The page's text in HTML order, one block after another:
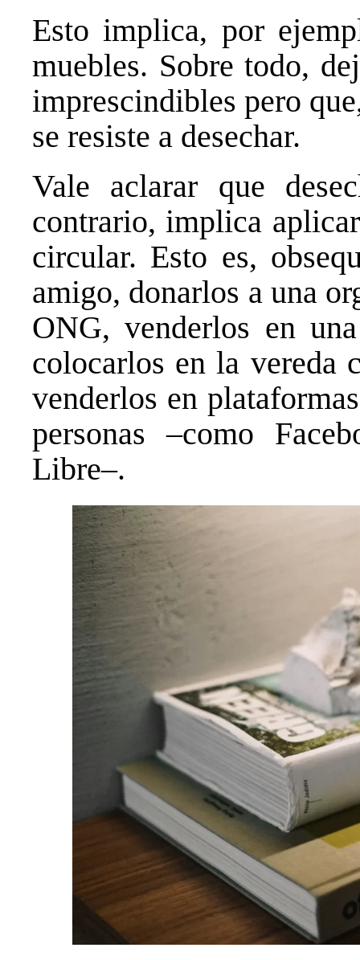
Esto implica, por
muebles. Sobre todo,
imprescindibles pero
se resiste a desechar.
Vale aclarar que
contrario, implica
circular. Esto es,
amigo, donarlos a una
ONG, venderlos en
colocarlos en la vereda
venderlos en
personas –como
Libre–.